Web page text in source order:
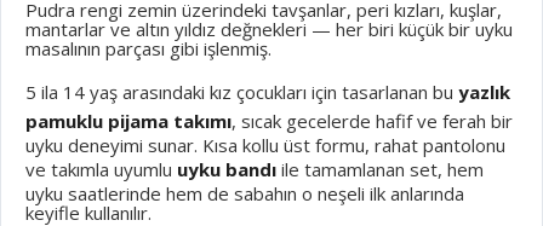
Pudra rengi zemin üzerindeki tavşanlar, peri kızları, kuşlar,
mantarlar ve altın yıldız değnekleri — her biri küçük bir uyku
masalının parçası gibi işlenmiş.
5 ila 14 yaş arasındaki kız çocukları için tasarlanan bu yazlık
pamuklu pijama takımı, sıcak gecelerde hafif ve ferah bir
uyku deneyimi sunar. Kısa kollu üst formu, rahat pantolonu
ve takımla uyumlu uyku bandı ile tamamlanan set, hem
uyku saatlerinde hem de sabahın o neşeli ilk anlarında
keyifle kullanılır.